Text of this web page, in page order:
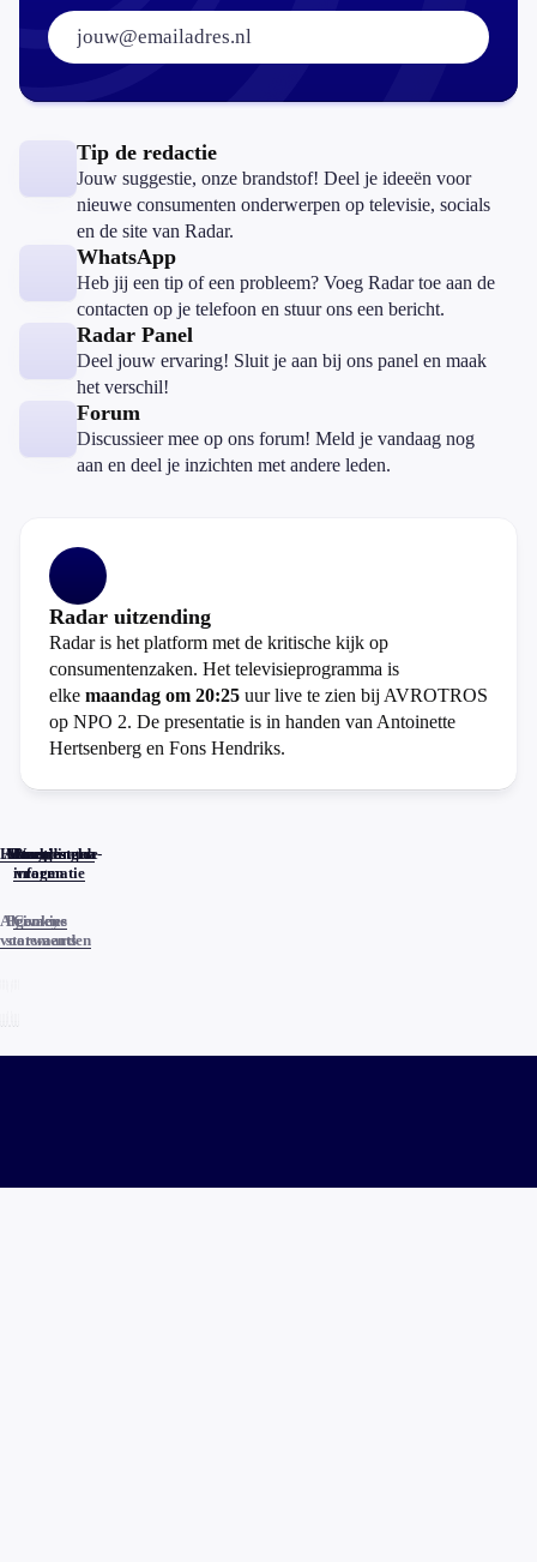
E-mailadres:
Tip de redactie
Jouw suggestie, onze brandstof! Deel je ideeën voor
nieuwe consumenten onderwerpen op televisie, socials
en de site van Radar.
WhatsApp
Heb jij een tip of een probleem? Voeg Radar toe aan de
contacten op je telefoon en stuur ons een bericht.
Radar Panel
Deel jouw ervaring! Sluit je aan bij ons panel en maak
het verschil!
Forum
Discussieer mee op ons forum! Meld je vandaag nog
aan en deel je inzichten met andere leden.
Radar uitzending
Radar is het platform met de kritische kijk op
consumentenzaken. Het televisieprogramma is
elke maandag om 20:25 uur live te zien bij AVROTROS
op NPO 2. De presentatie is in handen van Antoinette
Hertsenberg en Fons Hendriks.
Home
Actueel
Uitzendingen
Reacties
Programma-
informatie
Veelgestelde
vragen
Algemene
voorwaarden
Privacy
statements
Cookies